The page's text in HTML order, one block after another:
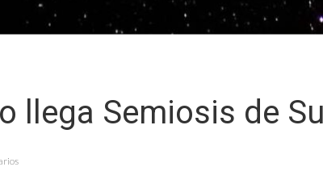
llega Semiosis de